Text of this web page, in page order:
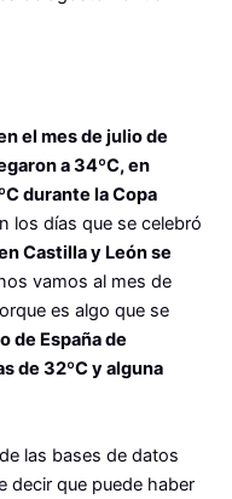
el mes de julio de
a 34ºC, en
durante la Copa
los días que se celebró
Castilla y León se
vamos al mes de
es algo que se
de España de
de 32ºC y alguna
las bases de datos
decir que puede haber